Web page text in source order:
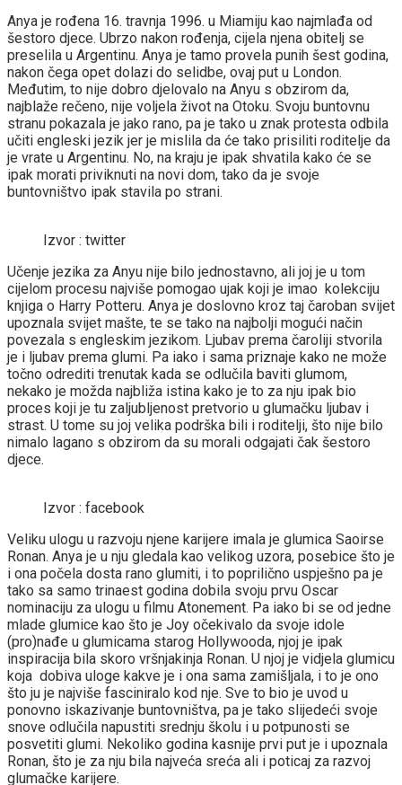
Anya je rođena 16. travnja 1996. u Miamiju kao najmlađa od
šestoro djece. Ubrzo nakon rođenja, cijela njena obitelj se
preselila u Argentinu. Anya je tamo provela punih šest godina,
nakon čega opet dolazi do selidbe, ovaj put u London.
Međutim, to nije dobro djelovalo na Anyu s obzirom da,
najblaže rečeno, nije voljela život na Otoku. Svoju buntovnu
stranu pokazala je jako rano, pa je tako u znak protesta odbila
učiti engleski jezik jer je mislila da će tako prisiliti roditelje da
je vrate u Argentinu. No, na kraju je ipak shvatila kako će se
ipak morati priviknuti na novi dom, tako da je svoje
buntovništvo ipak stavila po strani.
Izvor : twitter
Učenje jezika za Anyu nije bilo jednostavno, ali joj je u tom
cijelom procesu najviše pomogao ujak koji je imao kolekciju
knjiga o Harry Potteru. Anya je doslovno kroz taj čaroban svijet
upoznala svijet mašte, te se tako na najbolji mogući način
povezala s engleskim jezikom. Ljubav prema čaroliji stvorila
je i ljubav prema glumi. Pa iako i sama priznaje kako ne može
točno odrediti trenutak kada se odlučila baviti glumom,
nekako je možda najbliža istina kako je to za nju ipak bio
proces koji je tu zaljubljenost pretvorio u glumačku ljubav i
strast. U tome su joj velika podrška bili i roditelji, što nije bilo
nimalo lagano s obzirom da su morali odgajati čak šestoro
djece.
Izvor : facebook
Veliku ulogu u razvoju njene karijere imala je glumica Saoirse
Ronan. Anya je u nju gledala kao velikog uzora, posebice što je
i ona počela dosta rano glumiti, i to poprilično uspješno pa je
tako sa samo trinaest godina dobila svoju prvu Oscar
nominaciju za ulogu u filmu Atonement. Pa iako bi se od jedne
mlade glumice kao što je Joy očekivalo da svoje idole
(pro)nađe u glumicama starog Hollywooda, njoj je ipak
inspiracija bila skoro vršnjakinja Ronan. U njoj je vidjela glumicu
koja dobiva uloge kakve je i ona sama zamišljala, i to je ono
što ju je najviše fasciniralo kod nje. Sve to bio je uvod u
ponovno iskazivanje buntovništva, pa je tako slijedeći svoje
snove odlučila napustiti srednju školu i u potpunosti se
posvetiti glumi. Nekoliko godina kasnije prvi put je i upoznala
Ronan, što je za nju bila najveća sreća ali i poticaj za razvoj
glumačke karijere.